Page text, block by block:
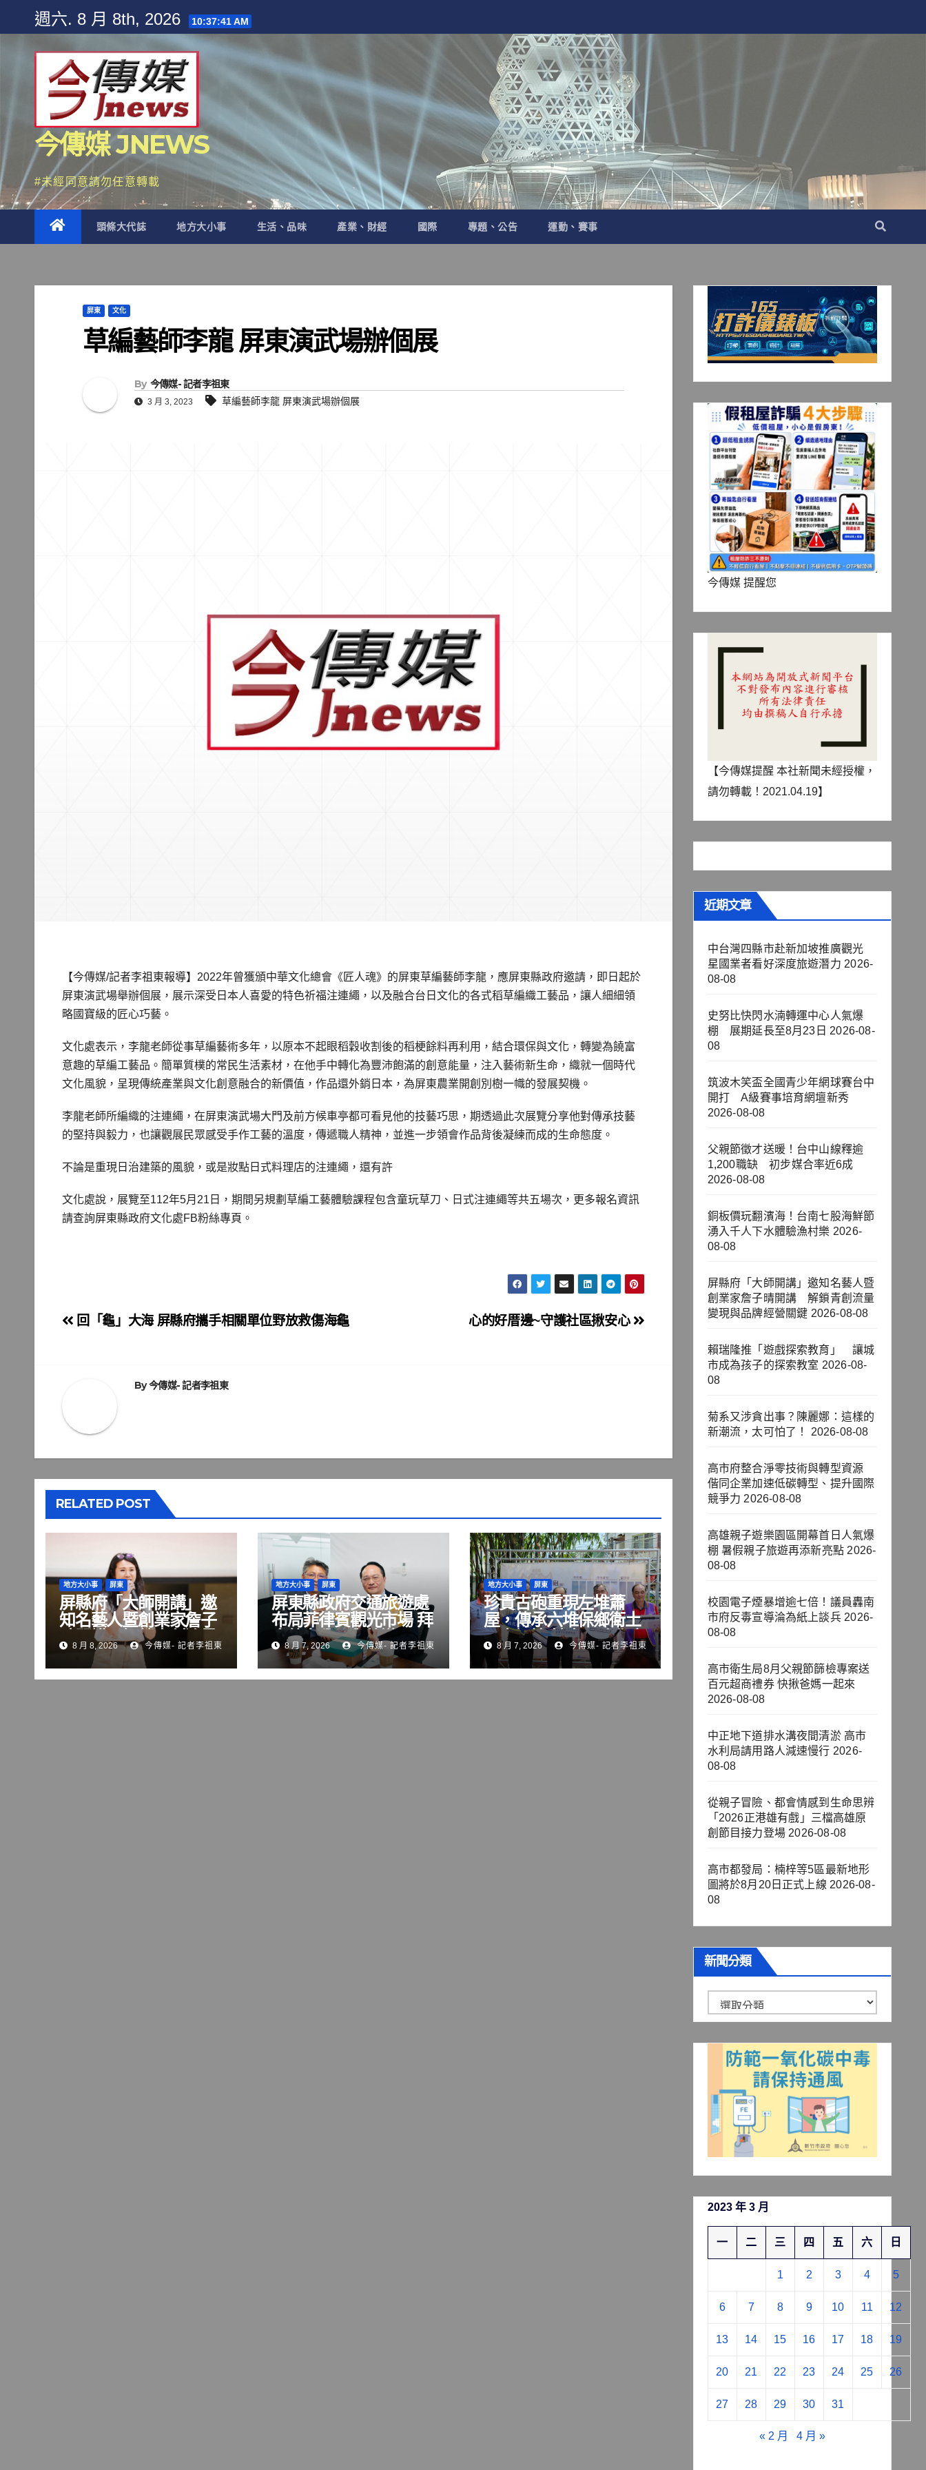
content
週六. 8 月 8th, 2026 10:37:42 AM
今傳媒 JNEWS
#未經同意請勿任意轉載
頭條大代誌 地方大小事 生活、品味 產業、財經 國際 專題、公告 運動、賽事
屏東 文化
草編藝師李龍 屏東演武場辦個展
By 今傳媒- 記者李祖東
3 月 3, 2023 草編藝師李龍 屏東演武場辦個展
【今傳媒/記者李祖東報導】2022年曾獲頒中華文化總會《匠人魂》的屏東草編藝師李龍，應屏東縣政府邀請，即日起於
屏東演武場舉辦個展，展示深受日本人喜愛的特色祈福注連繩，以及融合台日文化的各式稻草編織工藝品，讓人細細領
略國寶級的匠心巧藝。
文化處表示，李龍老師從事草編藝術多年，以原本不起眼稻穀收割後的稻梗餘料再利用，結合環保與文化，轉變為饒富
意趣的草編工藝品。簡單質樸的常民生活素材，在他手中轉化為豐沛飽滿的創意能量，注入藝術新生命，織就一個時代
文化風貌，呈現傳統產業與文化創意融合的新價值，作品還外銷日本，為屏東農業開創別樹一幟的發展契機。
李龍老師所編織的注連繩，在屏東演武場大門及前方候車亭都可看見他的技藝巧思，期透過此次展覽分享他對傳承技藝
的堅持與毅力，也讓觀展民眾感受手作工藝的溫度，傳遞職人精神，並進一步領會作品背後凝練而成的生命態度。
不論是重現日治建築的風貌，或是妝點日式料理店的注連繩，還有許
文化處說，展覽至112年5月21日，期間另規劃草編工藝體驗課程包含童玩草刀、日式注連繩等共五場次，更多報名資訊
請查詢屏東縣政府文化處FB粉絲專頁。
文
覽
心的好厝邊~守護社區揪安心
回「龜」大海 屏縣府攜手相關單位野放救傷海龜
By今傳媒- 記者李祖東
RELATED POST
地方大小事 屏東
屏縣府「大師開講」邀
知名藝人暨創業家詹子
晴開講 解鎖青創流量
變現與品牌經營關鍵
8 月 8, 2026 今傳媒- 記者李祖東
地方大小事 屏東
屏東縣政府交通旅遊處
布局菲律賓觀光市場 拜
會航空公司與旅遊巨頭
共拓國際客源
8 月 7, 2026 今傳媒- 記者李祖東
地方大小事 屏東
珍貴古砲重現左堆蕭
屋，傳承六堆保鄉衛土
歷史記憶 擴大及強化客
家地區文化資產量能
8 月 7, 2026 今傳媒- 記者李祖東
今傳媒 提醒您
【今傳媒提醒 本社新聞未經授權，
請勿轉載！2021.04.19】
近期文章
中台灣四縣市赴新加坡推廣觀光
星國業者看好深度旅遊潛力 2026-
08-08
史努比快閃水湳轉運中心人氣爆
棚 展期延長至8月23日 2026-08-
08
筑波木笑盃全國青少年網球賽台中
開打 A級賽事培育網壇新秀
2026-08-08
父親節徵才送暖！台中山線釋逾
1,200職缺 初步媒合率近6成
2026-08-08
銅板價玩翻濱海！台南七股海鮮節
湧入千人下水體驗漁村樂 2026-
08-08
屏縣府「大師開講」邀知名藝人暨
創業家詹子晴開講 解鎖青創流量
變現與品牌經營關鍵 2026-08-08
賴瑞隆推「遊戲探索教育」 讓城
市成為孩子的探索教室 2026-08-
08
菊系又涉貪出事？陳麗娜：這樣的
新潮流，太可怕了！
2026-08-08
高市府整合淨零技術與轉型資源
偕同企業加速低碳轉型、提升國際
競爭力 2026-08-08
高雄親子遊樂園區開幕首日人氣爆
棚 暑假親子旅遊再添新亮點 2026-
08-08
校園電子煙暴增逾七倍！議員轟南
市府反毒宣導淪為紙上談兵 2026-
08-08
高市衛生局8月父親節篩檢專案送
百元超商禮券 快揪爸媽一起來
2026-08-08
中正地下道排水溝夜間清淤 高市
水利局請用路人減速慢行 2026-
08-08
從親子冒險、都會情感到生命思辨
「2026正港雄有戲」三檔高雄原
創節目接力登場 2026-08-08
高市都發局：楠梓等5區最新地形
圖將於8月20日正式上線 2026-08-
08
新聞分類
聞
分
2023 年 3 月
一 二 三 四 五 六 日
1 2 3 4 5
6 7 8 9 10 11 12
13 14 15 16 17 18 19
20 21 22 23 24 25 26
27 28 29 30 31
« 2 月 4 月 »